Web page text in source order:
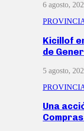
6 agosto,
Kicillof
de
5 agosto,
Una